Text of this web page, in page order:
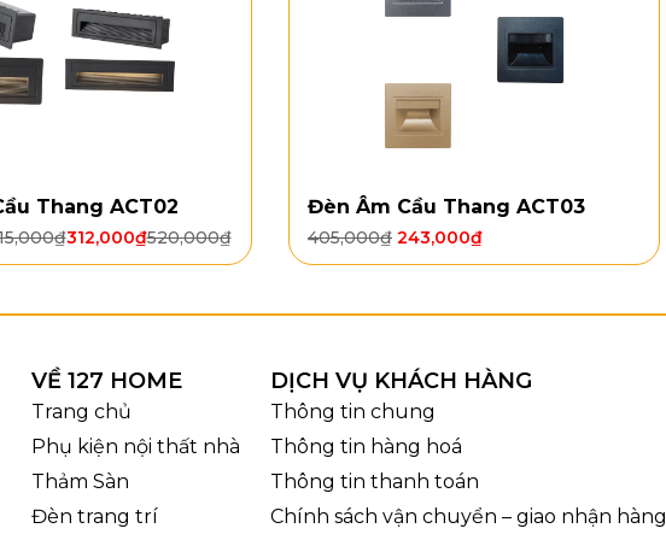
Thang ACT02
520,000₫
312,000₫
₫
Đèn Âm Cầu Thang ACT03
405,000₫ 243,000₫
VỀ 127 HOME
Trang chủ
Phụ kiện nội thất nhà
Thảm Sàn
Đèn trang trí
DỊCH VỤ KHÁCH HÀNG
Thông tin chung
Thông tin hàng hoá
Thông tin thanh toán
Chính sách vận chuyển – giao nhận hàng